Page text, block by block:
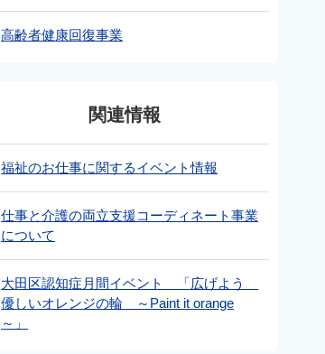
高齢者健康回復事業
関連情報
福祉のお仕事に関するイベント情報
仕事と介護の両立支援コーディネート事業
について
大田区認知症月間イベント 「広げよう
優しいオレンジの輪 ～Paint it orange
～」